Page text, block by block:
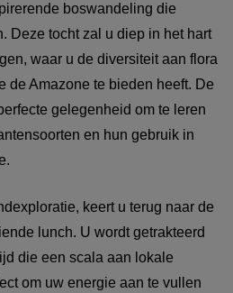
boswandeling die
Deze tocht zal u diep in het hart
waar u de diversiteit aan flora
de Amazone te bieden heeft. De
gelegenheid om te leren
en hun gebruik in
keert u terug naar de
lunch. U wordt getrakteerd
die een scala aan lokale
om uw energie aan te vullen